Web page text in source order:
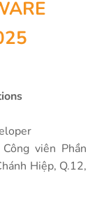
viên Phần
Hiệp, Q.12,